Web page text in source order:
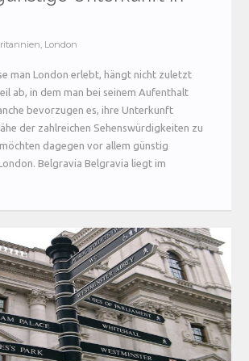
, London
man London erlebt, hängt nicht zuletzt
ab, in dem man bei seinem Aufenthalt
bevorzugen es, ihre Unterkunft
der zahlreichen Sehenswürdigkeiten zu
dagegen vor allem günstig
Belgravia Belgravia liegt im